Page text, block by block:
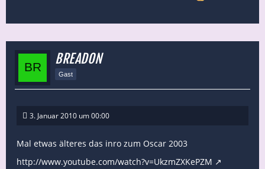
BREADON
Gast
3. Januar 2010 um 00:00
Mal etwas älteres das inro zum Oscar 2003
http://www.youtube.com/watch?v=UkzmZXKePZM